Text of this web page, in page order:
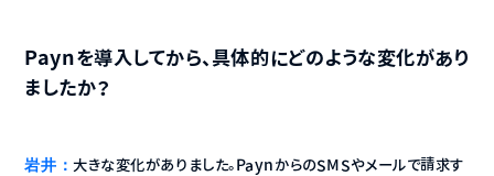
Paynを導入してから、具体的にどのような変化があり
ましたか？
岩井：大きな変化がありました。PaynからのSMSやメールで請求す